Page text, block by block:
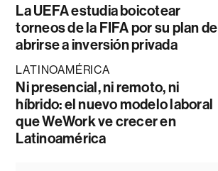
La UEFA estudia boicotear
torneos de la FIFA por su plan de
abrirse a inversión privada
LATINOAMÉRICA
Ni presencial, ni remoto, ni
híbrido: el nuevo modelo laboral
que WeWork ve crecer en
Latinoamérica